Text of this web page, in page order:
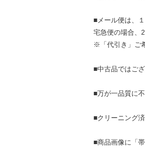
■メール便は、
宅急便の場合、
※「代引き」ご
■中古品ではご
■万が一品質に
■クリーニング済
■商品画像に「